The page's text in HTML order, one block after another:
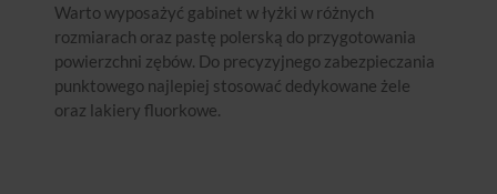
Warto wyposażyć gabinet w łyżki w różnych
rozmiarach oraz pastę polerską do przygotowania
powierzchni zębów. Do precyzyjnego zabezpieczania
punktowego najlepiej stosować dedykowane żele
oraz lakiery fluorkowe.